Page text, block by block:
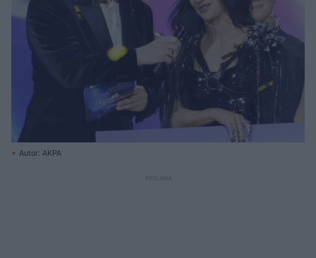
Autor: AKPA